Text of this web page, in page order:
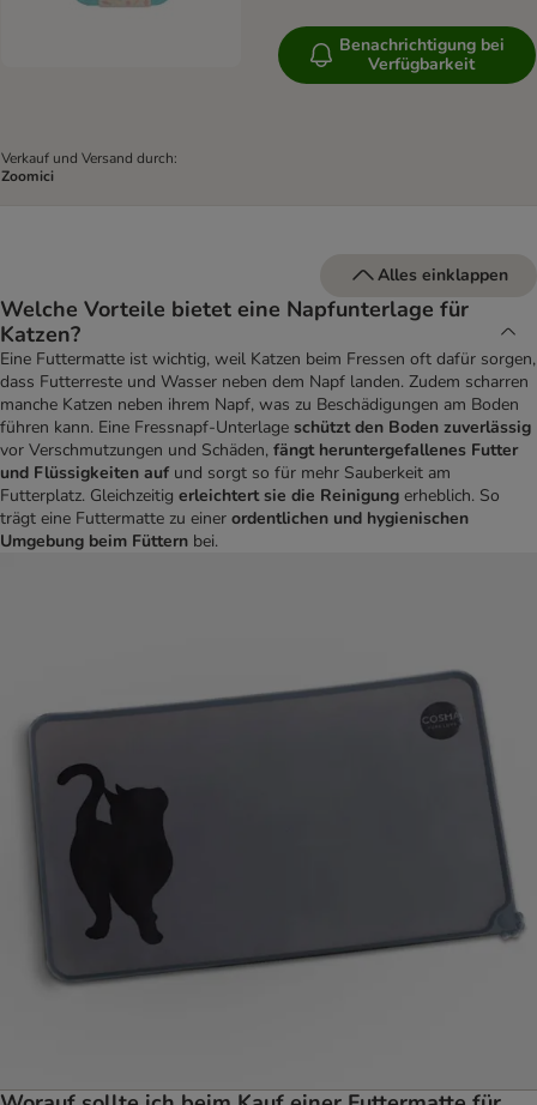
Verkauf und Versand durch:
Zoomici
Benachrichtigung bei
Verfügbarkeit
Alles einklappen
Welche Vorteile bietet eine Napfunterlage für
Katzen?
Eine Futtermatte ist wichtig, weil Katzen beim Fressen oft dafür sorgen,
dass Futterreste und Wasser neben dem Napf landen. Zudem scharren
manche Katzen neben ihrem Napf, was zu Beschädigungen am Boden
führen kann. Eine Fressnapf-Unterlage schützt den Boden zuverlässig
vor Verschmutzungen und Schäden, fängt heruntergefallenes Futter
und Flüssigkeiten aufund sorgt so für mehr Sauberkeit am
Futterplatz. Gleichzeitig erleichtert sie die Reinigung erheblich. So
trägt eine Futtermatte zu einer ordentlichen und hygienischen
Umgebung beim Füttern bei.